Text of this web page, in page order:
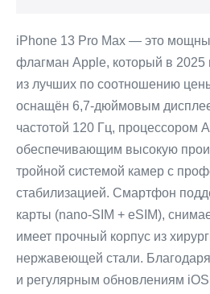
iPhone 13 Pro Max — это
флагман Apple, который в 2025
из лучших по соотношению
оснащён 6,7-дюймовым
частотой 120 Гц, процессором
обеспечивающим высокую
тройной системой камер с
стабилизацией. Смартфон
карты (nano-SIM + eSIM),
имеет прочный корпус из
нержавеющей стали.
и регулярным обновлениям